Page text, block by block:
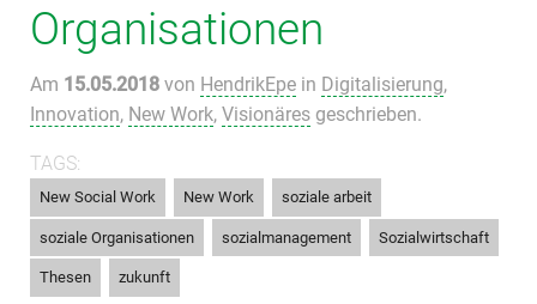
Organisationen
Am 15.05.2018 von HendrikEpe in Digitalisierung,
Innovation, New Work, Visionäres geschrieben.
TAGS:
New Social Work New Work soziale arbeit
soziale Organisationen sozialmanagement Sozialwirtschaft
Thesen zukunft